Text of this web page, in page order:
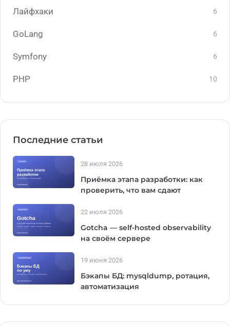
Лайфхаки 6
GoLang 6
Symfony 6
PHP 10
Последние статьи
28 июля 2026
Приёмка этапа разработки: как
проверить, что вам сдают
22 июля 2026
Gotcha — self-hosted observability
на своём сервере
19 июня 2026
Бэкапы БД: mysqldump, ротация,
автоматизация